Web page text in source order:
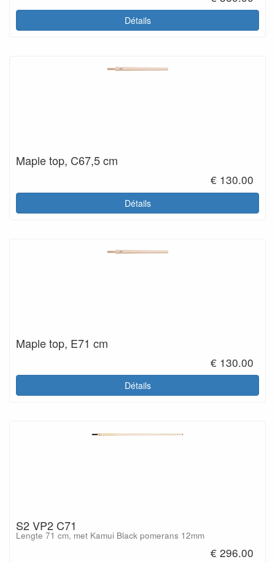
Détails
Maple top, C67,5 cm
€ 130.00
Détails
Maple top, E71 cm
€ 130.00
Détails
S2 VP2 C71
Lengte 71 cm, met Kamui Black pomerans 12mm
€ 296.00